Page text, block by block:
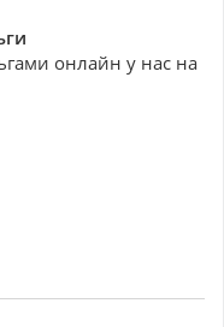
онлайн у нас на